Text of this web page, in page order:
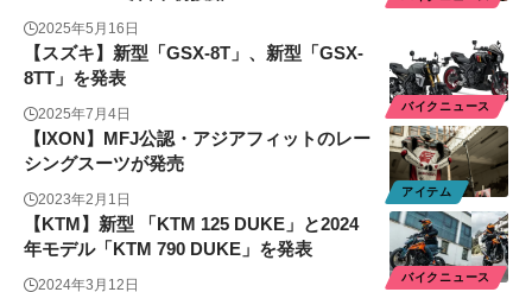
2025年5月16日
バイクニュース
【スズキ】新型「GSX-8T」、新型「GSX-
8TT」を発表
2025年7月4日
アイテム
【IXON】MFJ公認・アジアフィットのレー
シングスーツが発売
2023年2月1日
バイクニュース
【KTM】新型 「KTM 125 DUKE」と2024
年モデル「KTM 790 DUKE」を発表
2024年3月12日